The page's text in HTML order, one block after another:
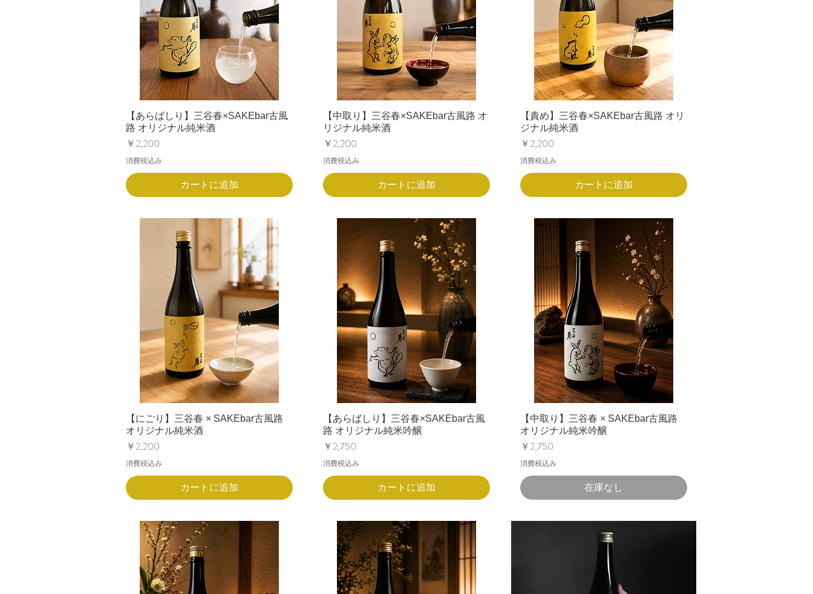
【あらばしり】三谷春×SAKEbar古風
路 オリジナル純米酒
価格
￥2,200
消費税込み
カートに追加
【中取り】三谷春×SAKEbar古風路 オ
リジナル純米酒
価格
￥2,200
消費税込み
カートに追加
【責め】三谷春×SAKEbar古風路 オリ
ジナル純米酒
価格
￥2,200
消費税込み
カートに追加
【にごり】三谷春 × SAKEbar古風路
オリジナル純米酒
価格
￥2,200
消費税込み
カートに追加
【あらばしり】三谷春×SAKEbar古風
路 オリジナル純米吟醸
価格
￥2,750
消費税込み
カートに追加
【中取り】三谷春 × SAKEbar古風路
オリジナル純米吟醸
価格
￥2,750
消費税込み
在庫なし